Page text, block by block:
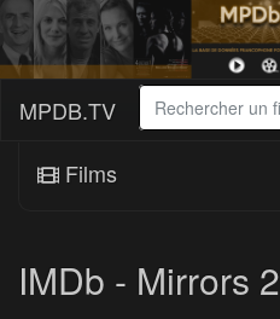
MPDB.TV
Films
IMDb - Mirrors 2